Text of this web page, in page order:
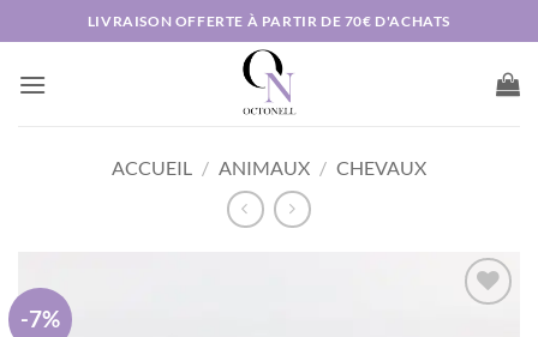
au
contenu
LIVRAISON OFFERTE À PARTIR DE 70€ D'ACHATS
ACCUEIL / ANIMAUX / CHEVAUX
-7%